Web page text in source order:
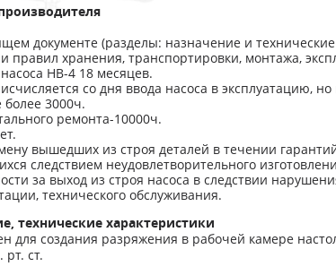
документе (разделы: назначение и
хранения, транспортировки, монтажа,
НВ-4 18 месяцев.
со дня ввода насоса в эксплуатацию,
3000ч.
ремонта-10000ч.
вышедших из строя деталей в течении
следствием неудовлетворительного
за выход из строя насоса в следствии
технического обслуживания.
технические характеристики
для создания разряжения в рабочей камере
ст.